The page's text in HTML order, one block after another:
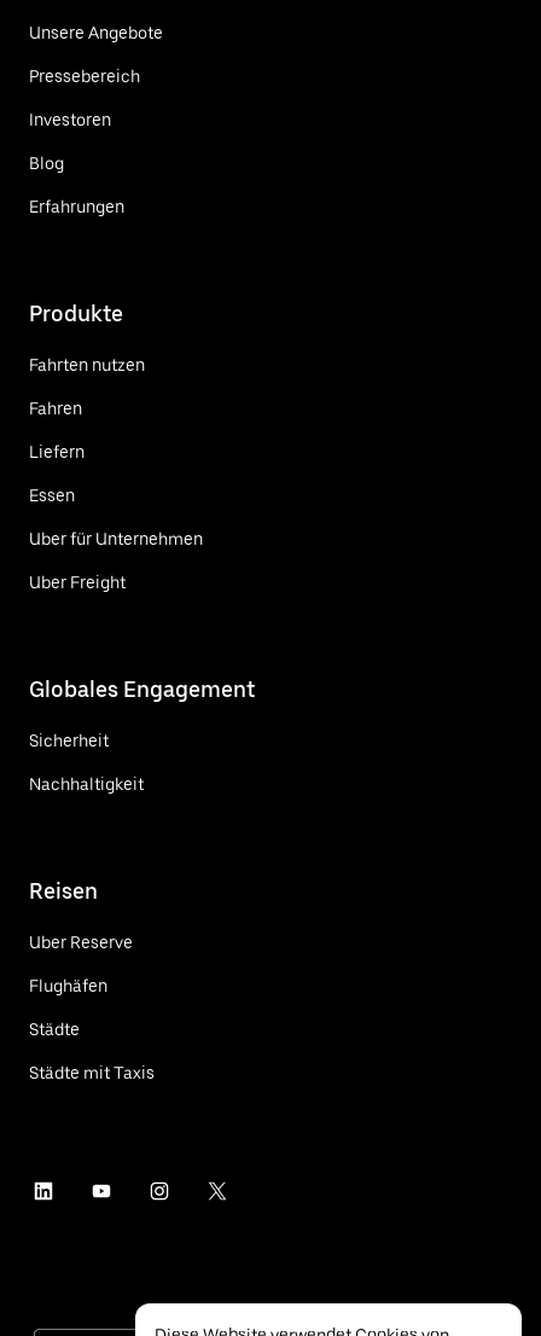
Unsere Angebote
Pressebereich
Investoren
Blog
Erfahrungen
Produkte
Fahrten nutzen
Fahren
Liefern
Essen
Uber für Unternehmen
Uber Freight
Globales Engagement
Sicherheit
Nachhaltigkeit
Reisen
Uber Reserve
Flughäfen
Städte
Städte mit Taxis